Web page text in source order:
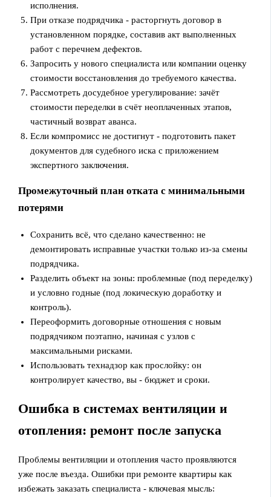
исполнения.
При отказе подрядчика - расторгнуть договор в
установленном порядке, составив акт выполненных
работ с перечнем дефектов.
Запросить у нового специалиста или компании оценку
стоимости восстановления до требуемого качества.
Рассмотреть досудебное урегулирование: зачёт
стоимости переделки в счёт неоплаченных этапов,
частичный возврат аванса.
Если компромисс не достигнут - подготовить пакет
документов для судебного иска с приложением
экспертного заключения.
Промежуточный план отката с минимальными
потерями
Сохранить всё, что сделано качественно: не
демонтировать исправные участки только из-за смены
подрядчика.
Разделить объект на зоны: проблемные (под переделку)
и условно годные (под локическую доработку и
контроль).
Переоформить договорные отношения с новым
подрядчиком поэтапно, начиная с узлов с
максимальными рисками.
Использовать технадзор как прослойку: он
контролирует качество, вы - бюджет и сроки.
Ошибка в системах вентиляции и
отопления: ремонт после запуска
Проблемы вентиляции и отопления часто проявляются
уже после въезда. Ошибки при ремонте квартиры как
избежать заказать специалиста - ключевая мысль: